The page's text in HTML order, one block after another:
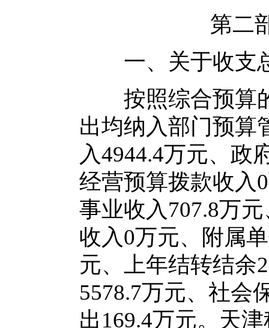
第二部
一、关于收支
按照综合预算的
出均纳入部门预算
入4944.4万元、政
经营预算拨款收入
事业收入707.8万
收入0万元、附属
元、上年结转结余
5578.7万元、社会
出169.4万元。天